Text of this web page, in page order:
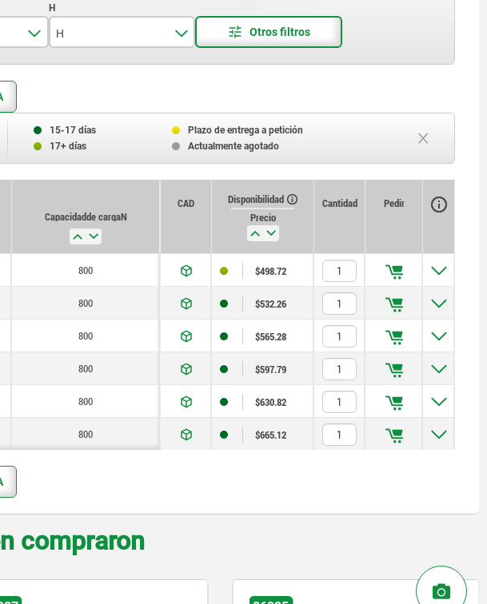
H
60
15-17 días
Plazo de entrega a petición
17+ días
Actualmente agotado
Capacidad de carga N
CAD
Disponibilidad
Precio
Cantidad Pedir
800 $498.72
800 $532.26
800 $565.28
800 $597.79
800 $630.82
800 $665.12
compraron